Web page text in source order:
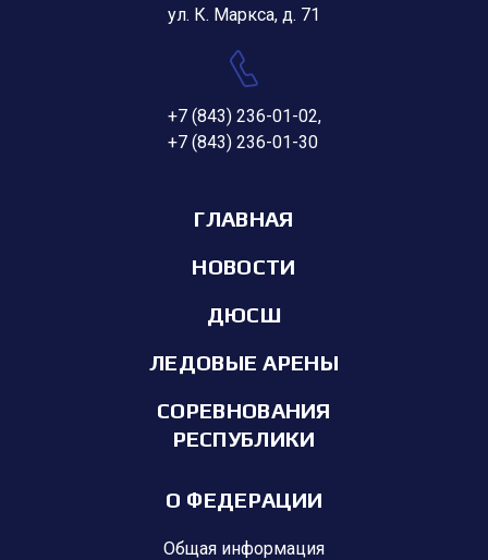
ул. К. Маркса, д. 71
+7 (843) 236-01-02,
+7 (843) 236-01-30
ГЛАВНАЯ
НОВОСТИ
ДЮСШ
ЛЕДОВЫЕ АРЕНЫ
СОРЕВНОВАНИЯ
РЕСПУБЛИКИ
О ФЕДЕРАЦИИ
Общая информация